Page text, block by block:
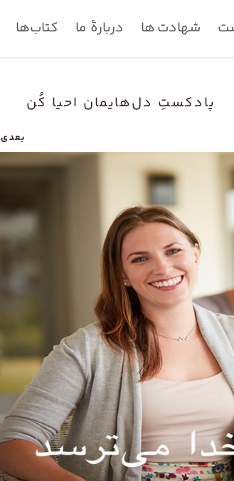
شهادت ها دربارۀ ما کتاب‌ها
پادکستِ دل‌هایمان احیا کُن
بعدی